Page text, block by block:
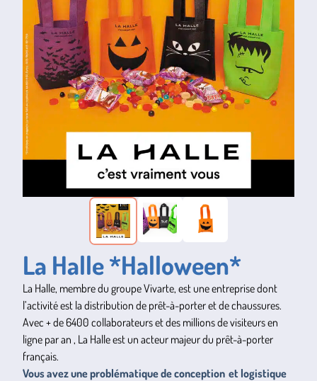
La Halle *Halloween*
La Halle, membre du groupe Vivarte, est une entreprise dont
l’activité est la distribution de prêt-à-porter et de chaussures.
Avec + de 6400 collaborateurs et des millions de visiteurs en
ligne par an , La Halle est un acteur majeur du prêt-à-porter
français.
Vous avez une problématique deconception
logistique